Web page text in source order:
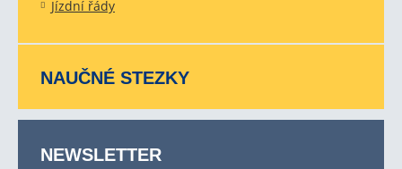
Jízdní řády
NAUČNÉ STEZKY
NEWSLETTER